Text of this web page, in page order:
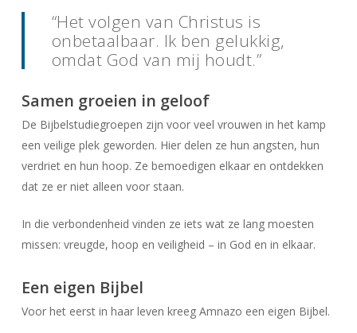
“Het volgen van Christus is
onbetaalbaar. Ik ben gelukkig,
omdat God van mij houdt.”
Samen groeien in geloof
De Bijbelstudiegroepen zijn voor veel vrouwen in het kamp
een veilige plek geworden. Hier delen ze hun angsten, hun
verdriet en hun hoop. Ze bemoedigen elkaar en ontdekken
dat ze er niet alleen voor staan.
In die verbondenheid vinden ze iets wat ze lang moesten
missen: vreugde, hoop en veiligheid – in God en in elkaar.
Een eigen Bijbel
Voor het eerst in haar leven kreeg Amnazo een eigen Bijbel.